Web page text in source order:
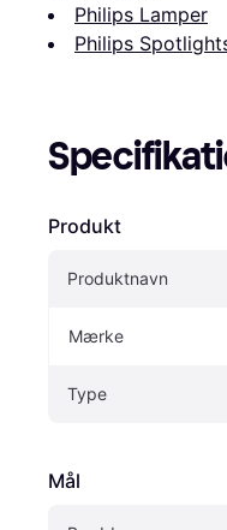
Philips Lamper
Philips
Produkt
Produktnavn
Mærke
Type
Mål